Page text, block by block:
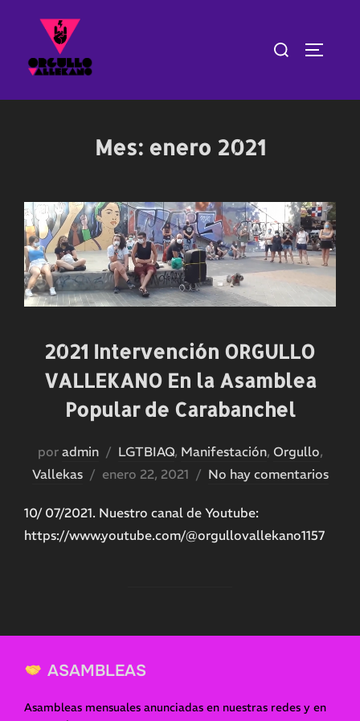
contenido
Buscar:
Mes: enero 2021
2021 Intervención ORGULLO
VALLEKANO En la Asamblea
Popular de Carabanchel
por admin LGTBIAQ, Manifestación, Orgullo,
Vallekas
Publicado
enero 22, 2021 No hay comentarios
10/ 07/2021. Nuestro canal de Youtube:
https://www.youtube.com/@orgullovallekano1157
ASAMBLEAS
Asambleas mensuales anunciadas en nuestras redes y en